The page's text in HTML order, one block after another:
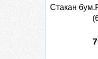
Стакан